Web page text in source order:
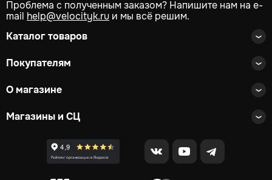
Проблема с полученным заказом? Напишите нам на e-
mail help@velocityk.ru и мы всё решим.
Каталог товаров
Покупателям
О магазине
Магазины и СЦ